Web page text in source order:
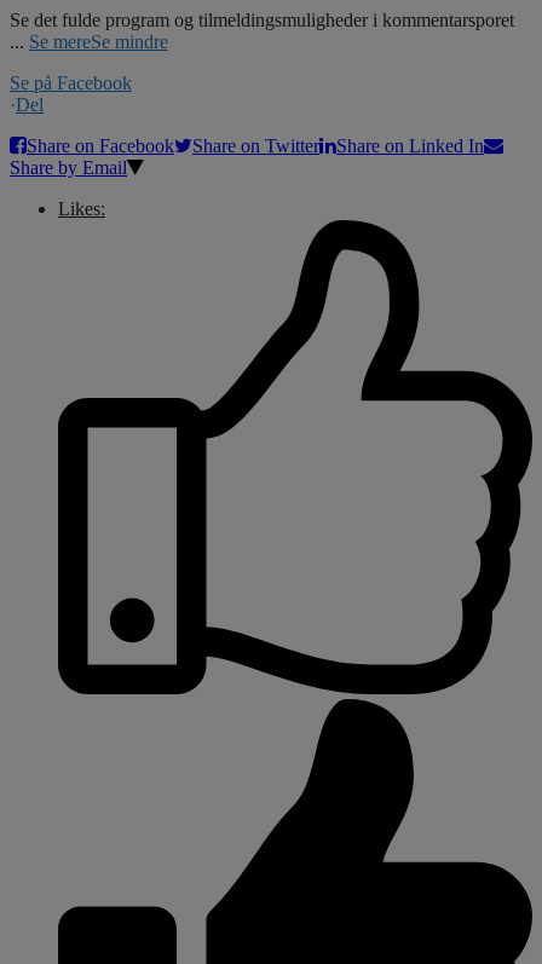
Se det fulde program og tilmeldingsmuligheder i kommentarsporet
... Se mereSe mindre
Se på Facebook
·Del
Share on Facebook
Share on Twitter
Share on Linked In
Share by Email
Likes: